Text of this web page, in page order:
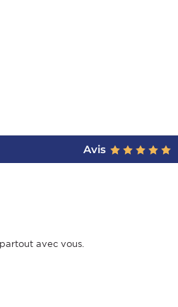
Avis
avec vous.